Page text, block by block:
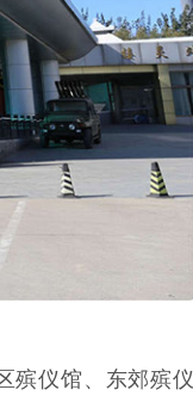
殡仪馆、东郊殡仪